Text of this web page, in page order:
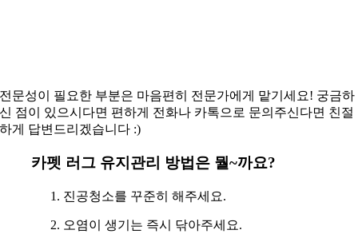
전문성이 필요한 부분은 마음편히 전문가에게 맡기세요! 궁금하
신 점이 있으시다면 편하게 전화나 카톡으로 문의주신다면 친절
하게 답변드리겠습니다 :)
카펫 러그 유지관리 방법은 뭘~까요?
진공청소를 꾸준히 해주세요.
오염이 생기는 즉시 닦아주세요.